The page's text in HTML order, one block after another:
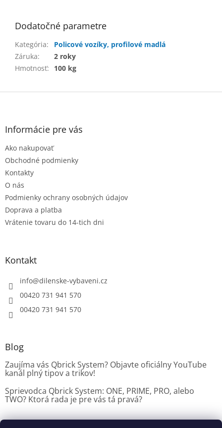
Dodatočné parametre
Kategória:
Policové vozíky, profilové madlá
Záruka:
2 roky
Hmotnosť: 100 kg
Z
Informácie pre vás
Ako nakupovať
Obchodné podmienky
Kontakty
O nás
Podmienky ochrany osobných údajov
Doprava a platba
Vrátenie tovaru do 14-tich dni
Kontakt
info@dilenske-vybaveni.cz
00420 731 941 570
00420 731 941 570
Blog
Zaujíma vás Qbrick System? Objavte oficiálny YouTube
kanál plný tipov a trikov!
Sprievodca Qbrick System: ONE, PRIME, PRO, alebo
TWO? Ktorá rada je pre vás tá pravá?